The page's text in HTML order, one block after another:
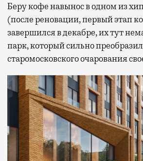
Беру кофе навынос в одном из
(после реновации, первый этап
завершился в декабре, их тут
парк, который сильно
старомосковского очарования